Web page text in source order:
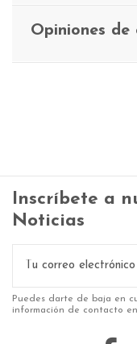
Opiniones de
Inscríbete a
Noticias
Puedes darte de baja en
información de contacto